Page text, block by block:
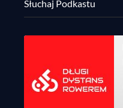
Słuchaj Podkastu